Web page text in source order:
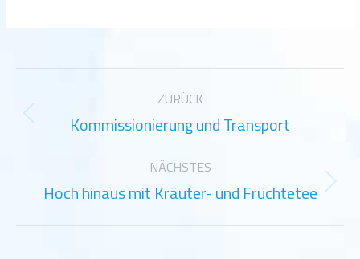
Kommentarnavigation
ZURÜCK
Vorheriger
Kommissionierung und Transport
NÄCHSTES
Nächster
Hoch hinaus mit Kräuter- und Früchtetee